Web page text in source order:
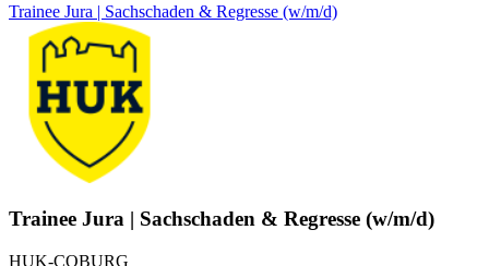
Trainee Jura | Sachschaden & Regresse (w/m/d)
Trainee Jura | Sachschaden & Regresse (w/m/d)
HUK-COBURG